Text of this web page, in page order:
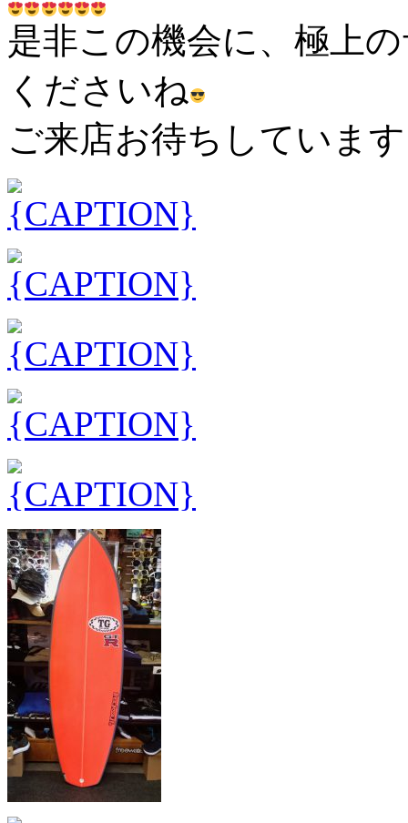
是非この機会に、極上
くださいね
ご来店お待ちしていま